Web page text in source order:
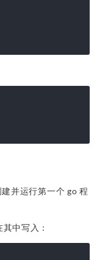
并运行第一个 go 程
其中写入：